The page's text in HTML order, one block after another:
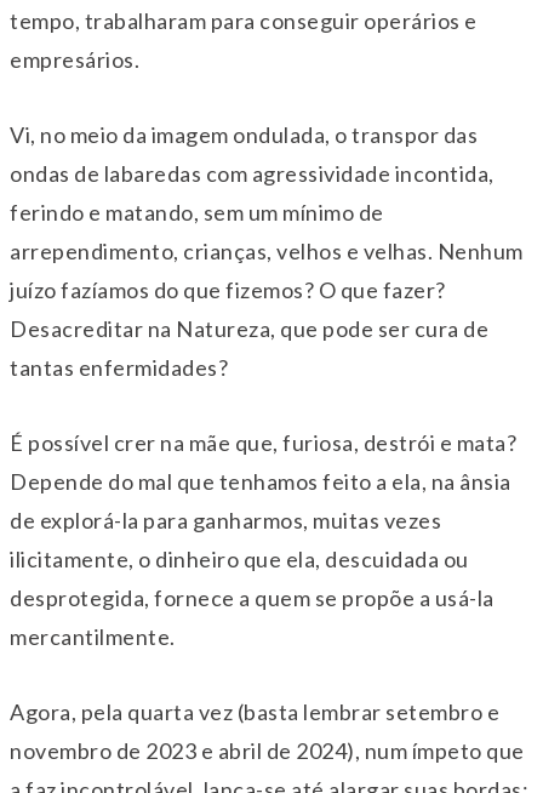
tempo, trabalharam para conseguir operários e
empresários.
Vi, no meio da imagem ondulada, o transpor das
ondas de labaredas com agressividade incontida,
ferindo e matando, sem um mínimo de
arrependimento, crianças, velhos e velhas. Nenhum
juízo fazíamos do que fizemos? O que fazer?
Desacreditar na Natureza, que pode ser cura de
tantas enfermidades?
É possível crer na mãe que, furiosa, destrói e mata?
Depende do mal que tenhamos feito a ela, na ânsia
de explorá-la para ganharmos, muitas vezes
ilicitamente, o dinheiro que ela, descuidada ou
desprotegida, fornece a quem se propõe a usá-la
mercantilmente.
Agora, pela quarta vez (basta lembrar setembro e
novembro de 2023 e abril de 2024), num ímpeto que